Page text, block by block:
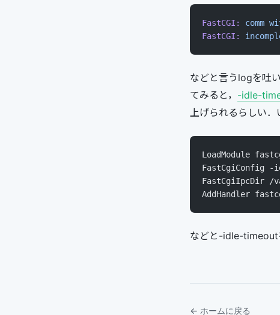
FastCGI: comm
FastCGI:
などと言うlogを吐
てみると， -idle-
上げられるらしい．
LoadModule
FastCgiConfig -
FastCgiIpcDir /
AddHandler
などと-idle-timeout
← ホームに戻る